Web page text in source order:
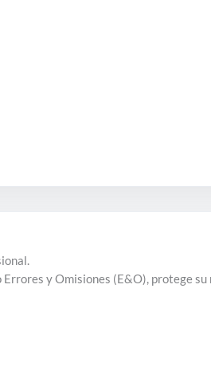
Errores y Omisiones (E&O), protege